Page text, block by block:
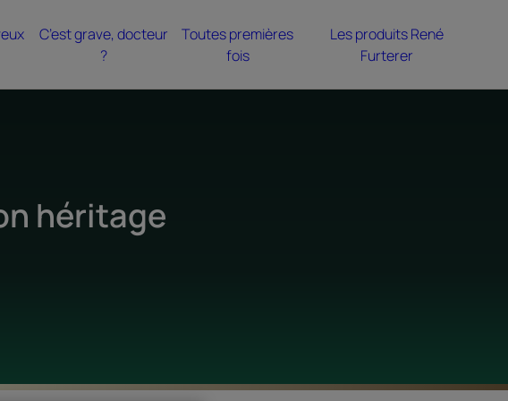
C’est grave, docteur
?
Toutes premières
fois
Les produits René
Furterer
héritage